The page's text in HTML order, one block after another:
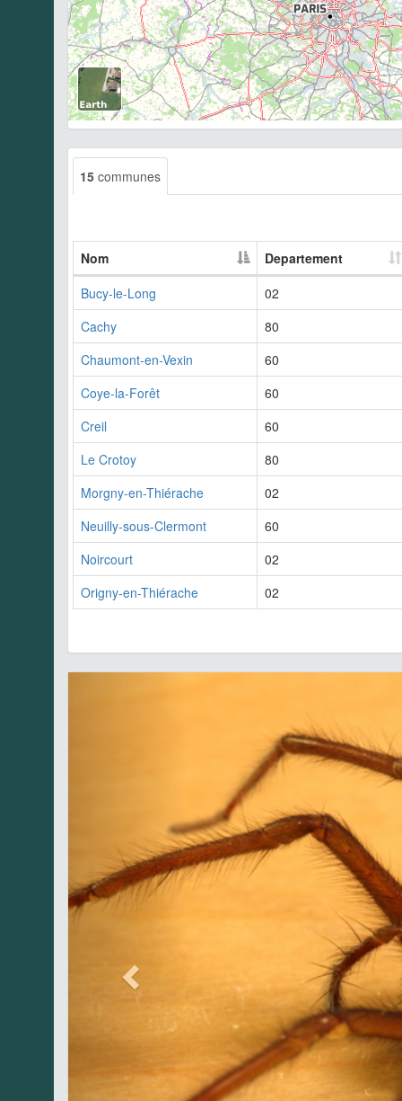
15 communes
Nom
Departement
Bucy-le-Long
02
Cachy
80
Chaumont-en-Vexin
60
Coye-la-Forêt
60
Creil
60
Le Crotoy
80
Morgny-en-Thiérache
02
Neuilly-sous-Clermont
60
Noircourt
02
Origny-en-Thiérache
02